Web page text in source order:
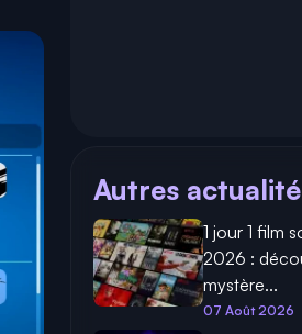
Autres
1 jour 1 film
2026 :
mystère...
07 Août 2026